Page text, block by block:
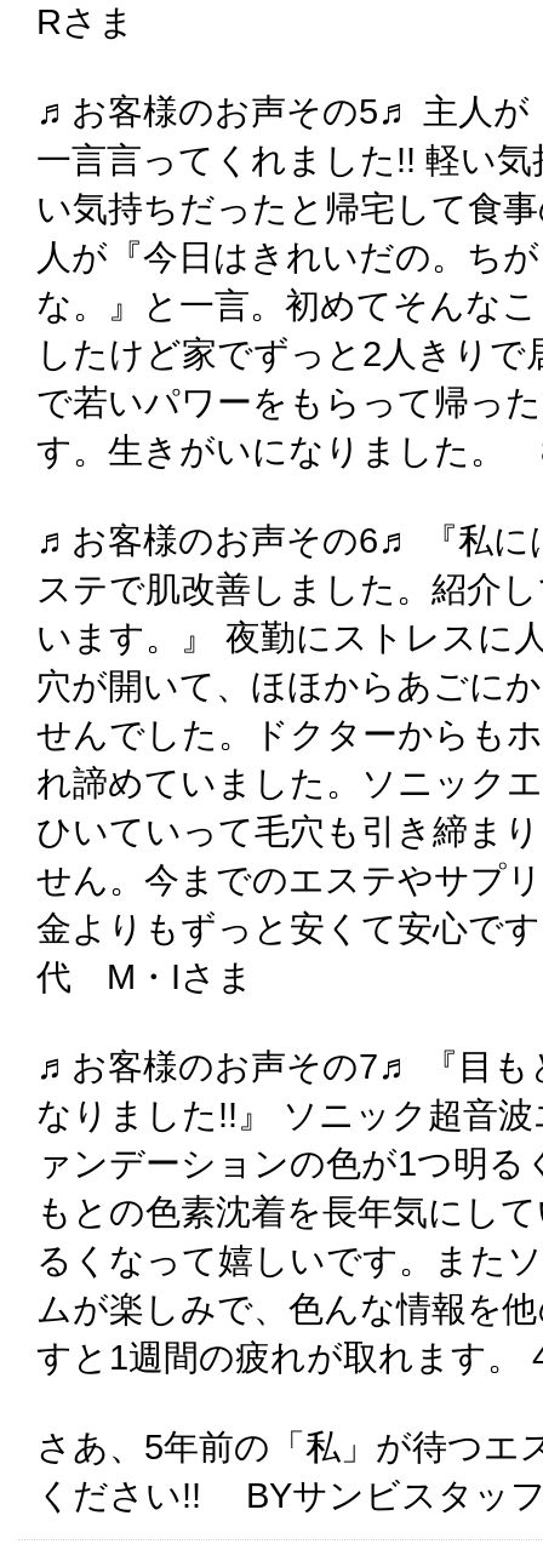
Rさま
♬お客様のお声その5♬ 主人が
一言言ってくれました!! 軽い
い気持ちだったと帰宅して食
人が『今日はきれいだの。ち
な。』と一言。初めてそんな
したけど家でずっと2人きり
で若いパワーをもらって帰っ
す。生きがいになりました
♬お客様のお声その6♬ 『私に
ステで肌改善しました。紹介
います。』 夜勤にストレスに
穴が開いて、ほほからあごに
せんでした。ドクターからも
れ諦めていました。ソニック
ひいていって毛穴も引き締ま
せん。今までのエステやサプ
金よりもずっと安くて安心で
代 M・Iさま
♬お客様のお声その7♬ 『目も
なりました!!』 ソニック超音
ァンデーションの色が1つ明
もとの色素沈着を長年気にし
るくなって嬉しいです。また
ムが楽しみで、色んな情報を
すと1週間の疲れが取れます
さあ、5年前の「私」が待つエ
ください!! BYサンビスタッ